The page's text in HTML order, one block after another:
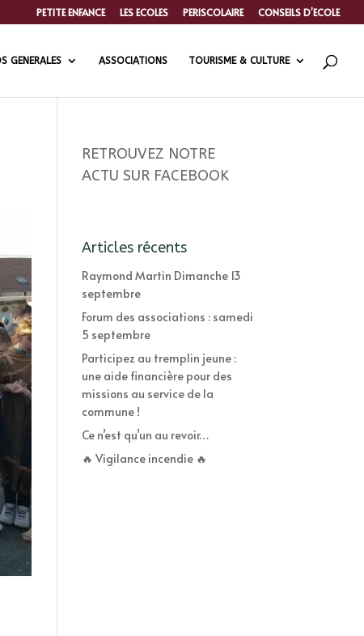
PETITE ENFANCE LES ECOLES PERISCOLAIRE CONSEILS D’ECOLE
GENERALES ASSOCIATIONS TOURISME & CULTURE
RETROUVEZ NOTRE
ACTU SUR FACEBOOK
Articles récents
Raymond Martin Dimanche 13
septembre
Forum des associations : samedi
5 septembre
Participez au tremplin jeune :
une aide financière pour des
missions au service de la
commune !
Ce n’est qu’un au revoir…
🔥 Vigilance incendie 🔥